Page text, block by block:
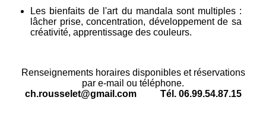
Les bienfaits de l'art du mandala sont multiples :
lâcher prise, concentration, développement de sa
créativité, apprentissage des couleurs.
Renseignements horaires disponibles et réservations
par e-mail ou téléphone.
ch.rousselet@gmail.com Tél. 06.99.54.87.15